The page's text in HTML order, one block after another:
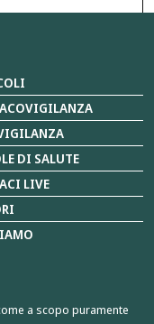
a scopo puramente
DI SALUTE
LIVE